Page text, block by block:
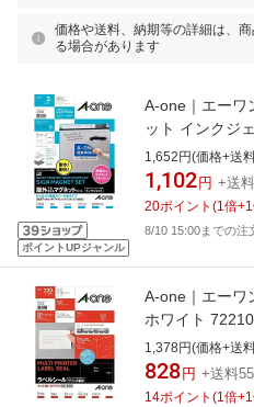
価格や送料、納期等の詳細は、
る場合があります
ポイントUPジャンル
A-one｜エーワ
ット インクジ
光沢]
1,652円(価格+送
1,102 円 +送
20ポイント (1倍+1
8/10 15:00までの注
A-one｜エーワ
ホワイト
1,378円(価格+送
828 円 +送料
14ポイント (1倍+1